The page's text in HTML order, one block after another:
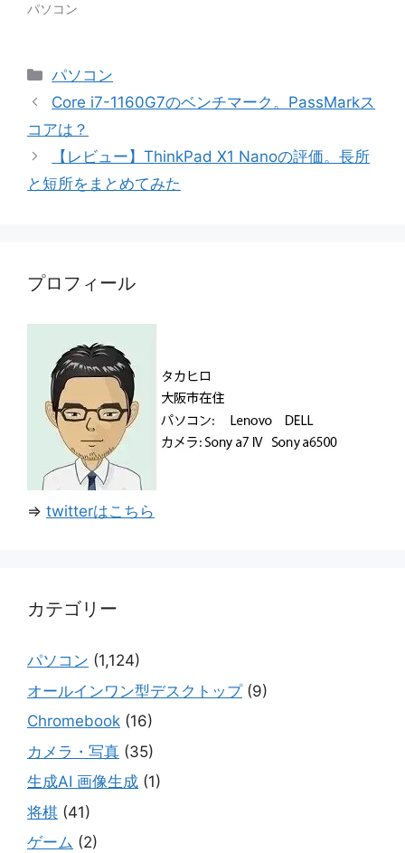
パソコン
カ
テ
リ
ー
パソコン
Core i7-1160G7のベンチマーク。PassMarkス
コアは？
【レビュー】ThinkPad X1 Nanoの評価。長所
と短所をまとめてみた
プロフィール
⇒ twitterはこちら
カテゴリー
パソコン (1,124)
オールインワン型デスクトップ(9)
Chromebook (16)
カメラ・写真 (35)
生成AI 画像生成 (1)
将棋 (41)
ゲーム (2)